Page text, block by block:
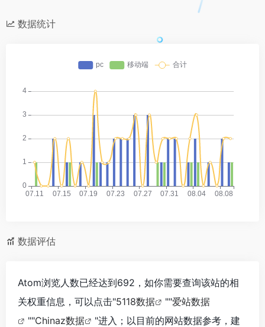
数据统计
数据评估
Atom浏览人数已经达到692，如你需要查询该站的相
关权重信息，可以点击"5118数据 ""爱站数据
""Chinaz数据
"进入；以目前的网站数据参考，建